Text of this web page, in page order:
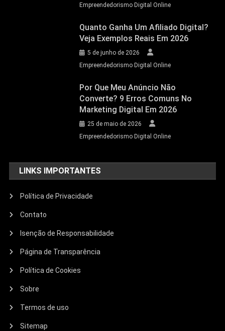
Empreendedorismo Digital Online
Quanto Ganha Um Afiliado Digital?
Veja Exemplos Reais Em 2026
5 de junho de 2026
Empreendedorismo Digital Online
Por Que Meu Anúncio Não
Converte? 9 Erros Comuns No
Marketing Digital Em 2026
25 de maio de 2026
Empreendedorismo Digital Online
LINKS IMPORTANTES
Política de Privacidade
Contato
Isenção de Responsabilidade
Página de Transparência
Política de Cookies
Sobre
Termos de uso
Sitemap